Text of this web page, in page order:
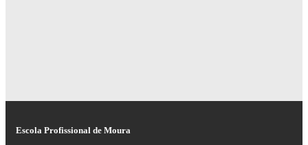
Escola Profissional de Moura